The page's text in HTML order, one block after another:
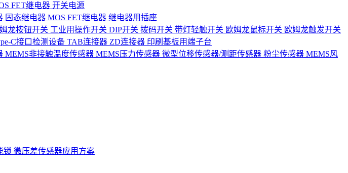
FET继电器 开关电源
固态继电器 MOS FET继电器 继电器用插座
龙按钮开关 工业用操作开关 DIP开关 拨码开关 带灯轻触开关 欧姆龙鼠标开关 欧姆龙触发开关
C接口检测设备 TAB连接器 ZD连接器 印刷基板用端子台
MEMS非接触温度传感器 MEMS压力传感器 微型位移传感器/测距传感器 粉尘传感器 MEMS风
锁 微压差传感器应用方案